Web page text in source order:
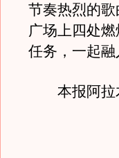
节奏热烈的
广场上四处
任务，一起
本报阿拉